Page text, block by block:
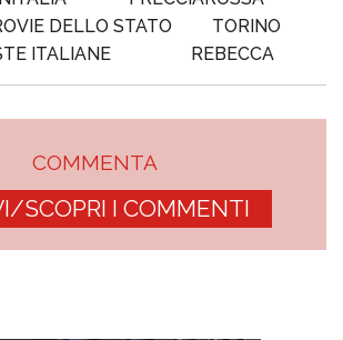
DELLO STATO
TORINO
ITALIANE
REBECCA
COMMENTA
SCOPRI I COMMENTI